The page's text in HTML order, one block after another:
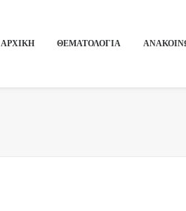
ΑΡΧΙΚΗ ΘΕΜΑΤΟΛΟΓΙΑ